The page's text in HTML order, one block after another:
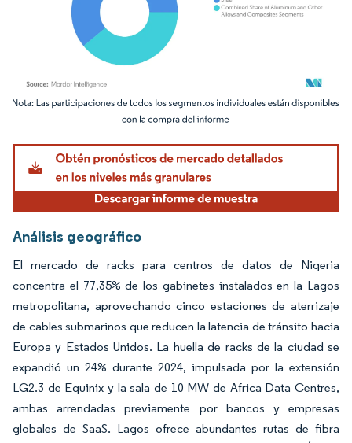
Imagen © Mordor Intelligence. El uso requiere atribución según CC BY 4.0.
Análisis geográfico
El mercado de racks para centros de datos de Nigeria
concentra el 77,35% de los gabinetes instalados en la Lagos
metropolitana, aprovechando cinco estaciones de aterrizaje
de cables submarinos que reducen la latencia de tránsito hacia
Europa y Estados Unidos. La huella de racks de la ciudad se
expandió un 24% durante 2024, impulsada por la extensión
LG2.3 de Equinix y la sala de 10 MW de Africa Data Centres,
ambas arrendadas previamente por bancos y empresas
globales de SaaS. Lagos ofrece abundantes rutas de fibra